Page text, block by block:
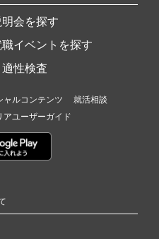
明会を探す
職イベントを探す
適性検査
ャルコンテンツ
就活相談
アユーザーガイド